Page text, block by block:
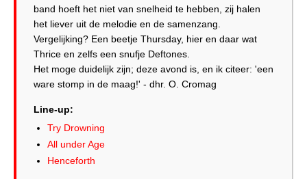
band hoeft het niet van snelheid te hebben, zij halen
het liever uit de melodie en de samenzang.
Vergelijking? Een beetje Thursday, hier en daar wat
Thrice en zelfs een snufje Deftones.
Het moge duidelijk zijn; deze avond is, en ik citeer: 'een
ware stomp in de maag!' - dhr. O. Cromag
Line-up:
Try Drowning
All under Age
Henceforth